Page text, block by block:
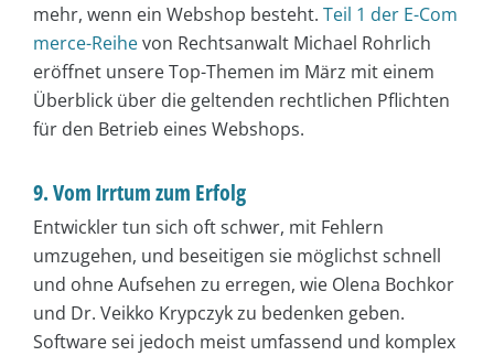
mehr, wenn ein Webshop besteht. Teil 1 der E-Com
merce-Reihevon Rechtsanwalt Michael Rohrlich
eröffnet unsere Top-Themen im März mit einem
Überblick über die geltenden rechtlichen Pflichten
für den Betrieb eines Webshops.
9. Vom Irrtum zum Erfolg
Entwickler tun sich oft schwer, mit Fehlern
umzugehen, und beseitigen sie möglichst schnell
und ohne Aufsehen zu erregen, wie Olena Bochkor
und Dr. Veikko Krypczyk zu bedenken geben.
Software sei jedoch meist umfassend und komplex